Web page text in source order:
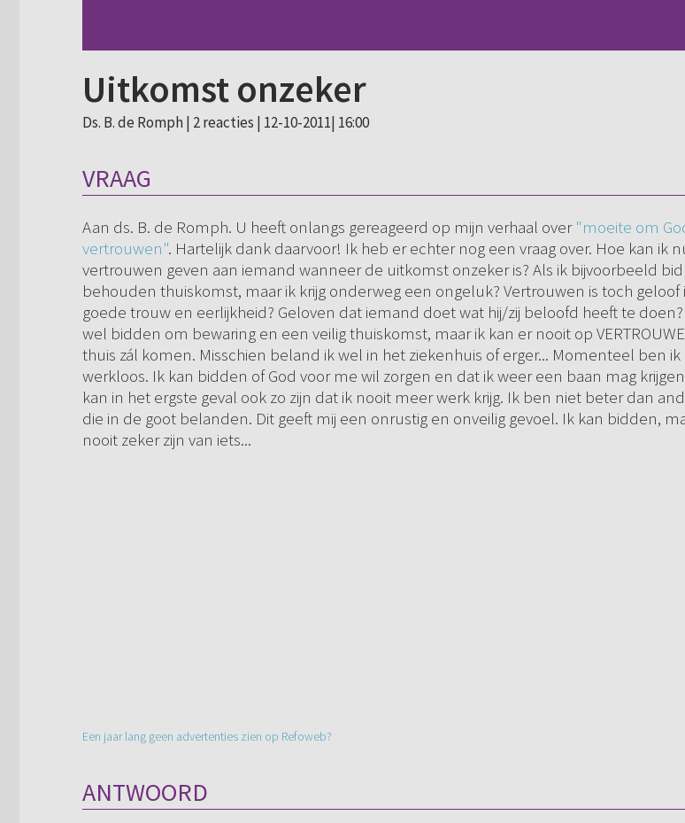
Uitkomst onzeker
Ds. B. de Romph | 2 reacties | 12-10-2011| 16:00
VRAAG
Aan ds. B. de Romph. U heeft onlangs gereageerd op mijn verhaal over "moeite om
vertrouwen". Hartelijk dank daarvoor! Ik heb er echter nog een vraag over. Hoe kan ik
vertrouwen geven aan iemand wanneer de uitkomst onzeker is? Als ik bijvoorbeeld
behouden thuiskomst, maar ik krijg onderweg een ongeluk? Vertrouwen is toch geloof
goede trouw en eerlijkheid? Geloven dat iemand doet wat hij/zij beloofd heeft te
wel bidden om bewaring en een veilig thuiskomst, maar ik kan er nooit op
thuis zál komen. Misschien beland ik wel in het ziekenhuis of erger... Momenteel ben
werkloos. Ik kan bidden of God voor me wil zorgen en dat ik weer een baan mag
kan in het ergste geval ook zo zijn dat ik nooit meer werk krijg. Ik ben niet beter dan
die in de goot belanden. Dit geeft mij een onrustig en onveilig gevoel. Ik kan bidden,
nooit zeker zijn van iets...
Een jaar lang geen advertenties zien op Refoweb?
ANTWOORD